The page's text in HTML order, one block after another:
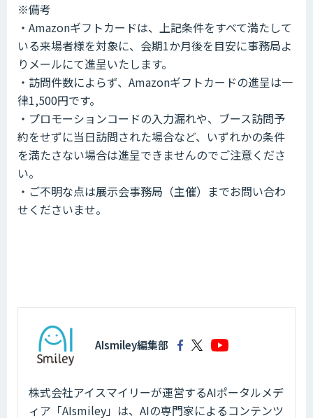
※備考
・Amazonギフトカードは、上記条件をすべて満たして
いる来場者様を対象に、会期1か月後を目安に事務局よ
りメールにて進呈いたします。
・訪問件数によらず、Amazonギフトカードの進呈は一
律1,500円です。
・プロモーションコードの入力漏れや、ブース訪問予
約をせずに当日訪問された場合など、いずれかの条件
を満たさない場合は進呈できませんのでご注意くださ
い。
・ご不明な点は展示会事務局（主催）までお問い合わ
せくださいませ。
AIsmiley編集部
株式会社アイスマイリーが運営するAIポータルメデ
ィア「AIsmiley」は、AIの専門家によるコンテンツ